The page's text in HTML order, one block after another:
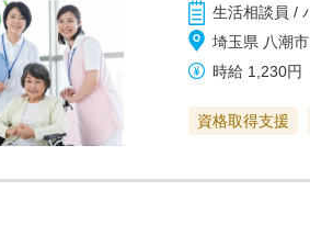
生活相談員 /
埼玉県 八潮
時給 1,230円
資格取得支援